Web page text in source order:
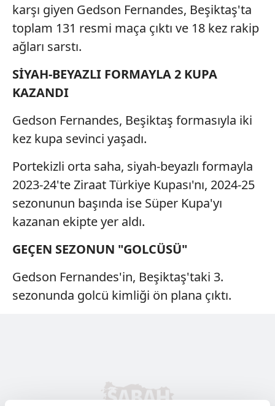
karşı giyen Gedson Fernandes, Beşiktaş'ta
toplam 131 resmi maça çıktı ve 18 kez rakip
ağları sarstı.
SİYAH-BEYAZLI FORMAYLA 2 KUPA
KAZANDI
Gedson Fernandes, Beşiktaş formasıyla iki
kez kupa sevinci yaşadı.
Portekizli orta saha, siyah-beyazlı formayla
2023-24'te Ziraat Türkiye Kupası'nı, 2024-25
sezonunun başında ise Süper Kupa'yı
kazanan ekipte yer aldı.
GEÇEN SEZONUN "GOLCÜSÜ"
Gedson Fernandes'in, Beşiktaş'taki 3.
sezonunda golcü kimliği ön plana çıktı.